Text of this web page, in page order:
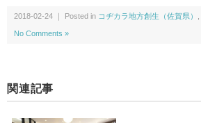
2018-02-24 ｜ Posted in コヂカラ地方創生（佐賀県）
No Comments »
関連記事